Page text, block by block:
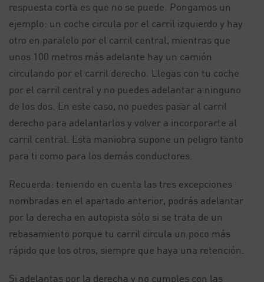
respuesta corta es que no se puede. Pongamos un
ejemplo: un coche circula por el carril izquierdo y hay
otro en paralelo por el carril central, mientras que
unos 100 metros más adelante hay un camión
circulando por el carril derecho. Llegas con tu coche
por el carril central y no puedes adelantar a ninguno
de los dos. En este caso, no puedes pasar al carril
derecho para adelantarlos y volver a incorporarte al
carril central. Esta maniobra supone un peligro tanto
para ti como para los demás conductores.
Recuerda: teniendo en cuenta las tres excepciones
nombradas en el apartado anterior, podrás adelantar
por la derecha en autopista sólo si se trata de un
rebasamiento porque tu carril circula un poco más
rápido que los otros, siempre que haya una retención.
Si adelantas por la derecha y no cumples con las